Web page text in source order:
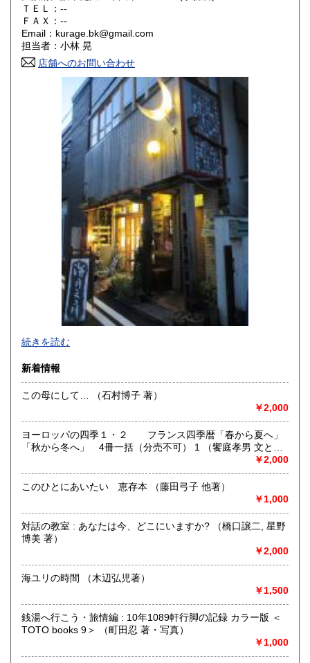
山口県
香川県
高知県 250円
250円 長崎県
250円 大分県
鹿児島県
250円
ＴＥＬ：--
ＦＡＸ：--
Email：kurage.bk@gmail.com
担当者：小林 晃
店舗へのお問い合わせ
沿線名：-
最寄駅：-
営業時間：事務所(無店舗)、事務所併設のギャラリーのみ不
定期OPEN
定休日：古本屋として店舗営業はしていません。
書籍の買取について
https://www.kuragebunko.com/
にお問合せ下さい。
取り扱い分野
哲学宗教、歴史、美術工芸、近代文献、趣味、古書一般（そ
続きを読む
新着情報
この母にして… （石村博子 著）
￥2,000
ヨーロッパの四季１・２ フランス四季暦「春から夏へ」
「秋から冬へ」 4冊一括（分売不可） 1 （饗庭孝男 文と写
￥2,000
このひとにあいたい 恵存本 （藤田弓子 他著）
￥1,000
対話の教室 : あなたは今、どこにいますか? （橋口譲二, 星野
博美 著）
￥2,000
海ユリの時間 （木辺弘児著）
￥1,500
銭湯へ行こう・旅情編 : 10年1089軒行脚の記録 カラー版 ＜
TOTO books 9＞ （町田忍 著・写真）
￥1,000